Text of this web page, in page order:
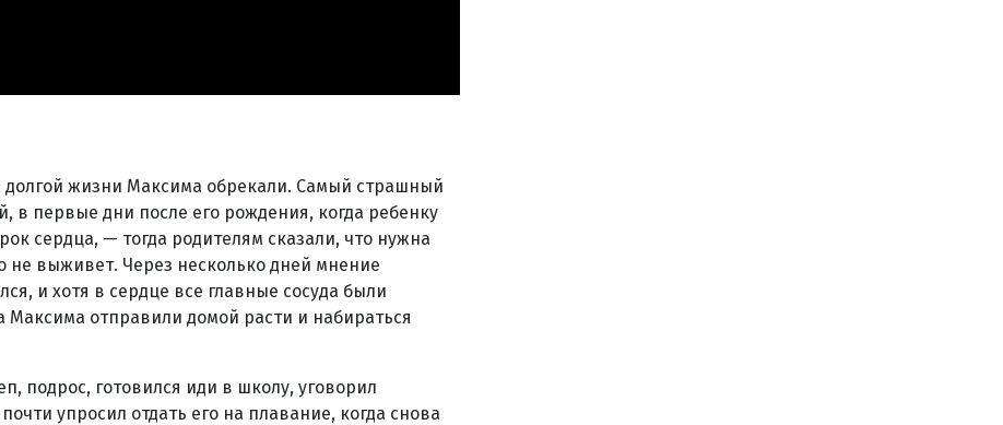
долгой жизни Максима обрекали. Самый страшный
в первые дни после его рождения, когда ребенку
сердца, — тогда родителям сказали, что нужна
не выживет. Через несколько дней мнение
и хотя в сердце все главные сосуда были
Максима отправили домой расти и набираться
подрос, готовился иди в школу, уговорил
упросил отдать его на плавание, когда снова